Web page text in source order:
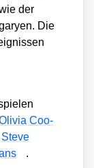
der
Die
Coo­
Ste­ve
.